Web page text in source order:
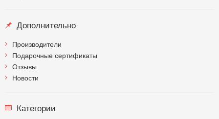
Дополнительно
Производители
Подарочные сертификаты
Отзывы
Новости
Категории